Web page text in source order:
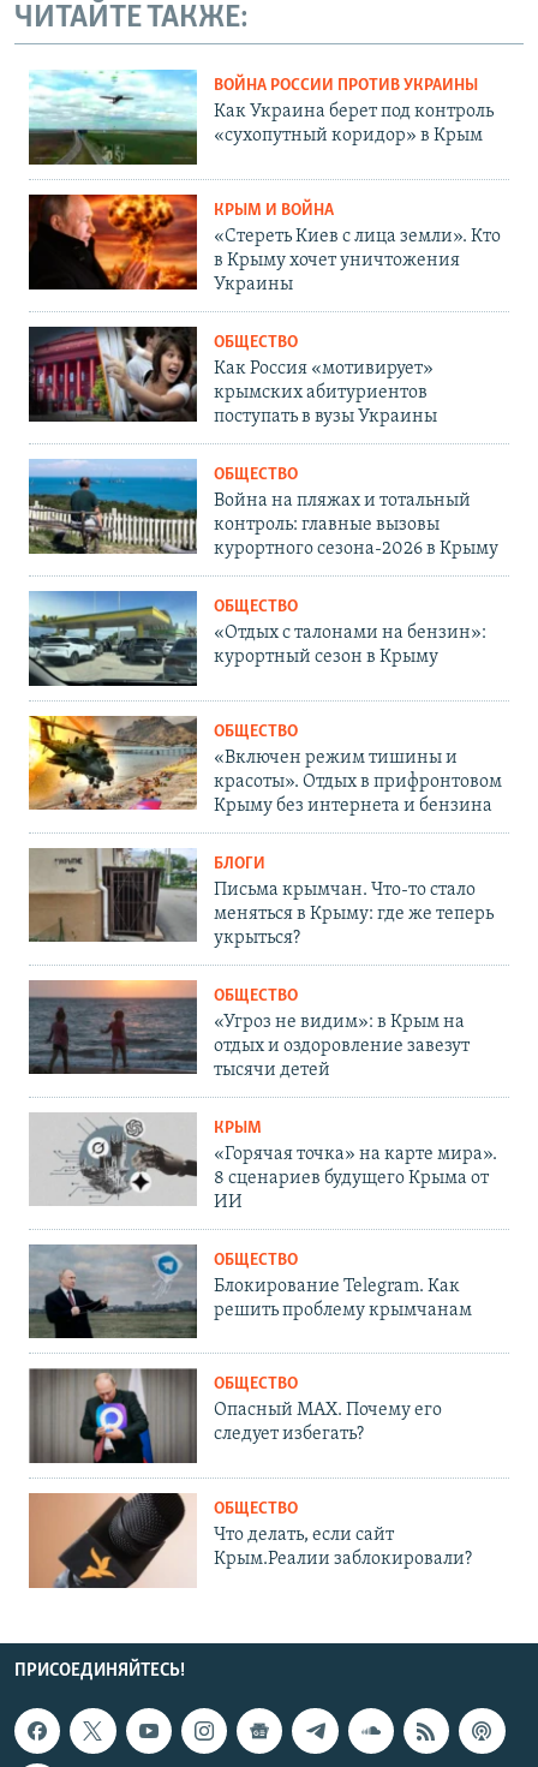
ЧИТАЙТЕ ТАКЖЕ:
ВОЙНА РОССИИ ПРОТИВ УКРАИНЫ
Как Украина берет под контроль
«сухопутный коридор» в Крым
КРЫМ И ВОЙНА
«Стереть Киев с лица земли». Кто
в Крыму хочет уничтожения
Украины
ОБЩЕСТВО
Как Россия «мотивирует»
крымских абитуриентов
поступать в вузы Украины
ОБЩЕСТВО
Война на пляжах и тотальный
контроль: главные вызовы
курортного сезона-2026 в Крыму
ОБЩЕСТВО
«Отдых с талонами на бензин»:
курортный сезон в Крыму
ОБЩЕСТВО
«Включен режим тишины и
красоты». Отдых в прифронтовом
Крыму без интернета и бензина
БЛОГИ
Письма крымчан. Что-то стало
меняться в Крыму: где же теперь
укрыться?
ОБЩЕСТВО
«Угроз не видим»: в Крым на
отдых и оздоровление завезут
тысячи детей
КРЫМ
«Горячая точка» на карте мира».
8 сценариев будущего Крыма от
ИИ
ОБЩЕСТВО
Блокирование Telegram. Как
решить проблему крымчанам
ОБЩЕСТВО
Опасный MAX. Почему его
следует избегать?
ОБЩЕСТВО
Что делать, если сайт
Крым.Реалии заблокировали?
ПРИСОЕДИНЯЙТЕСЬ!